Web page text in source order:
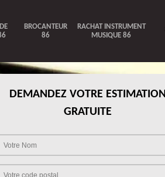
BROCANTEUR
86
RACHAT INSTRUMENT
MUSIQUE 86
DEMANDEZ VOTRE ESTIMATION
GRATUITE